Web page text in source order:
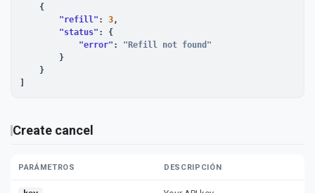
"refill" : 3,
"status" : {
"error" : "Refill not found"
Create cancel
PARÁMETROS DESCRIPCIÓN